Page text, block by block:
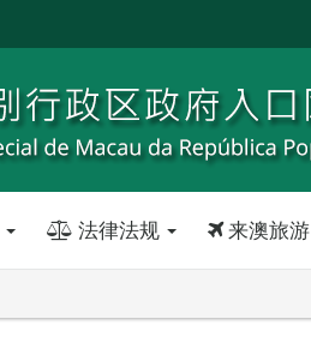
法律法规 来澳旅游